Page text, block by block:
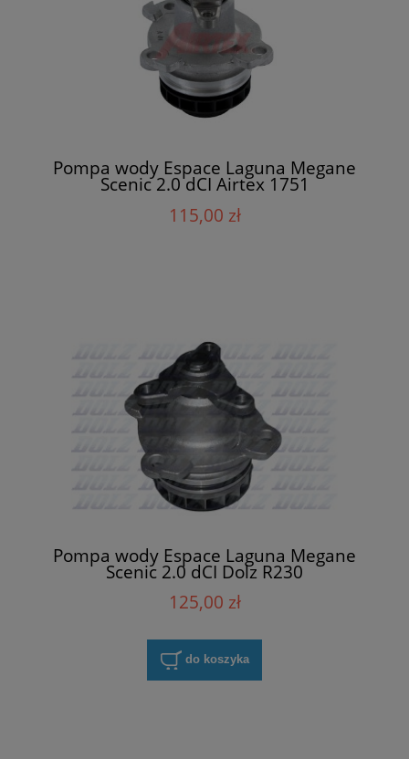
Pompa wody Espace Laguna Megane
Scenic 2.0 dCI Airtex 1751
115,00 zł
Pompa wody Espace Laguna Megane
Scenic 2.0 dCI Dolz R230
125,00 zł
do koszyka